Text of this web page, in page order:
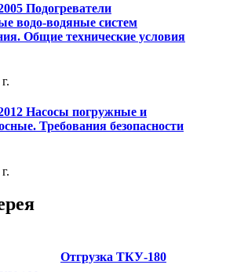
Подогреватели
водо-водяные систем
Общие технические условия
Насосы погружные и
Требования безопасности
Отгрузка ТКУ-180